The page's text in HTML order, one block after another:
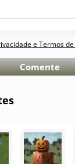
e Termos
Comente